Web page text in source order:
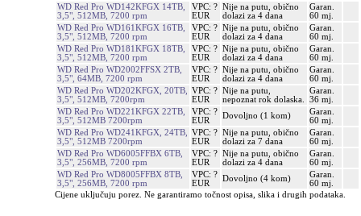
WD Red Pro WD142KFGX 14TB,
3,5", 512MB, 7200 rpm
VPC: ?
EUR
Nije na putu, obično
dolazi za 4 dana
Garan.
60 mj.
WD Red Pro WD161KFGX 16TB,
3,5", 512MB, 7200 rpm
VPC: ?
EUR
Nije na putu, obično
dolazi za 4 dana
Garan.
60 mj.
WD Red Pro WD181KFGX 18TB,
3,5", 512MB, 7200 rpm
VPC: ?
EUR
Nije na putu, obično
dolazi za 4 dana
Garan.
60 mj.
WD Red Pro WD2002FFSX 2TB,
3,5", 64MB, 7200 rpm
VPC: ?
EUR
Nije na putu, obično
dolazi za 4 dana
Garan.
60 mj.
WD Red Pro WD202KFGX, 20TB,
3,5", 512MB, 7200rpm
VPC: ?
EUR
Nije na putu,
nepoznat rok dolaska.
Garan.
36 mj.
WD Red Pro WD221KFGX 22TB,
3,5", 512MB 7200rpm
VPC: ?
EUR
Dovoljno (1 kom)
Garan.
60 mj.
WD Red Pro WD241KFGX, 24TB,
3,5", 512MB 7200rpm
VPC: ?
EUR
Nije na putu, obično
dolazi za 7 dana
Garan.
60 mj.
WD Red Pro WD6005FFBX 6TB,
3,5", 256MB, 7200 rpm
VPC: ?
EUR
Nije na putu, obično
dolazi za 4 dana
Garan.
60 mj.
WD Red Pro WD8005FFBX 8TB,
3,5", 256MB, 7200 rpm
VPC: ?
EUR
Dovoljno (4 kom)
Garan.
60 mj.
Cijene uključuju porez. Ne garantiramo točnost opisa, slika i drugih podataka.